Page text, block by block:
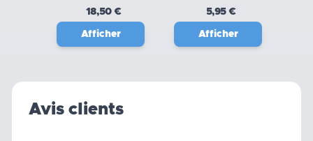
18,50 €
Afficher
5,95 €
Afficher
Avis clients